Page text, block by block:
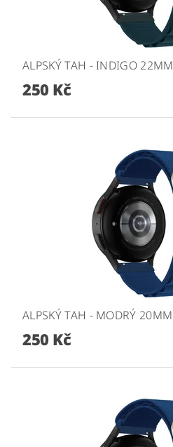
ALPSKÝ TAH - INDIGO 22MM
250 Kč
ALPSKÝ TAH - MODRÝ 20MM
250 Kč